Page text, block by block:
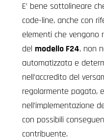
E’ bene sottolineare
code-line, anche con
elementi che vengono
del modello F24, non
automatizzata e
nell’accredito del
regolarmente pagato,
nell’implementazione
con possibili
contribuente.